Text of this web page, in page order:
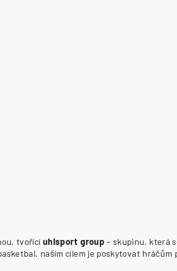
tvořící uhlsport group– skupinu, která
naším cílem je poskytovat